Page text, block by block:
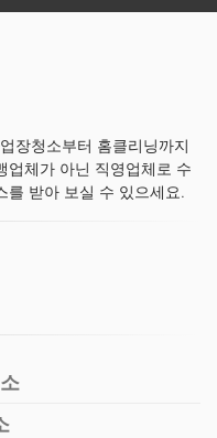
장청소부터 홈클리닝까지
업체가 아닌 직영업체로 수
를 받아 보실 수 있으세요.